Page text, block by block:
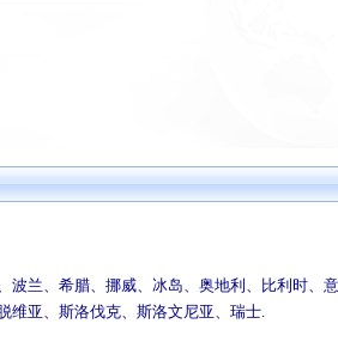
波兰、希腊、挪威、冰岛、奥地利、比利时、
维亚、斯洛伐克、斯洛文尼亚、瑞士.